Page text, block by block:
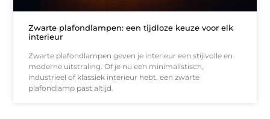
Zwarte plafondlampen: een tijdloze keuze voor elk
interieur
Zwarte plafondlampen geven je interieur een stijlvolle en
moderne uitstraling. Of je nu een minimalistisch,
industrieel of klassiek interieur hebt, een zwarte
plafondlamp past altijd.